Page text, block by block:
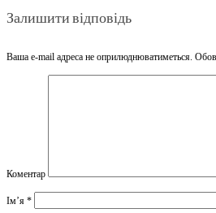
Залишити відповідь
Ваша e-mail адреса не оприлюднюватиметься.
Коментар
Ім’я *